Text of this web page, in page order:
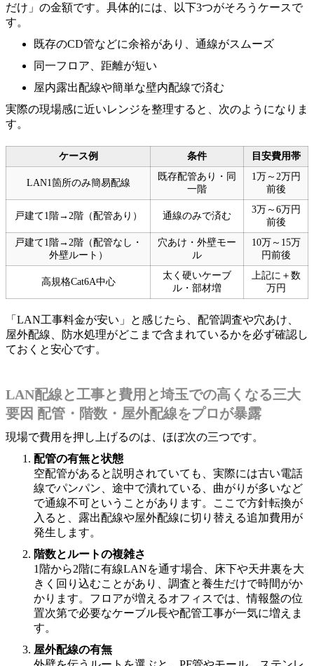
だけ」の金額です。具体的には、以下3つがそろうケースで
す。
既存のCD管などに余裕があり、通線がスムーズ
同一フロア、距離が短い
屋内露出配線や簡単な壁内配線で済む
実際の現場感に近いレンジを整理すると、次のようになりま
す。
ケース例 条件 目安費用帯
LAN1箇所のみ簡易配線
既存配管あり・同
一階
1万～2万円
前後
戸建て1階→2階（配管あり） 通線のみで済む
3万～6万円
前後
戸建て1階→2階（配管なし・
外壁ルート）
穴あけ・外壁モー
ル
10万～15万
円前後
高規格Cat6A中心
太く硬いケーブ
ル・部材増
上記に＋数
万円
「LAN工事料金が安い」と感じたら、配管調査や穴あけ、
屋外配線、防水処理がどこまで含まれているかを必ず確認し
ておくと安心です。
LAN配線と工事と費用と埼玉での高くなる三大
要因 配管・階数・屋外配線をプロが暴露
現場で費用を押し上げるのは、ほぼ次の三つです。
配管の有無と状態
空配管があると説明されていても、実際には古い電話
線でパンパン、途中で潰れている、曲がりが多いなど
で通線不可ということがあります。ここで方針転換が
入ると、露出配線や屋外配線に切り替える追加費用が
発生します。
階数とルートの複雑さ
1階から2階に有線LANを通す場合、床下や天井裏を大
きく回り込むことがあり、調査と養生だけで時間がか
かります。フロアが増えるオフィスでは、情報盤の位
置次第で必要なケーブル長や配管工事が一気に増えま
す。
屋外配線の有無